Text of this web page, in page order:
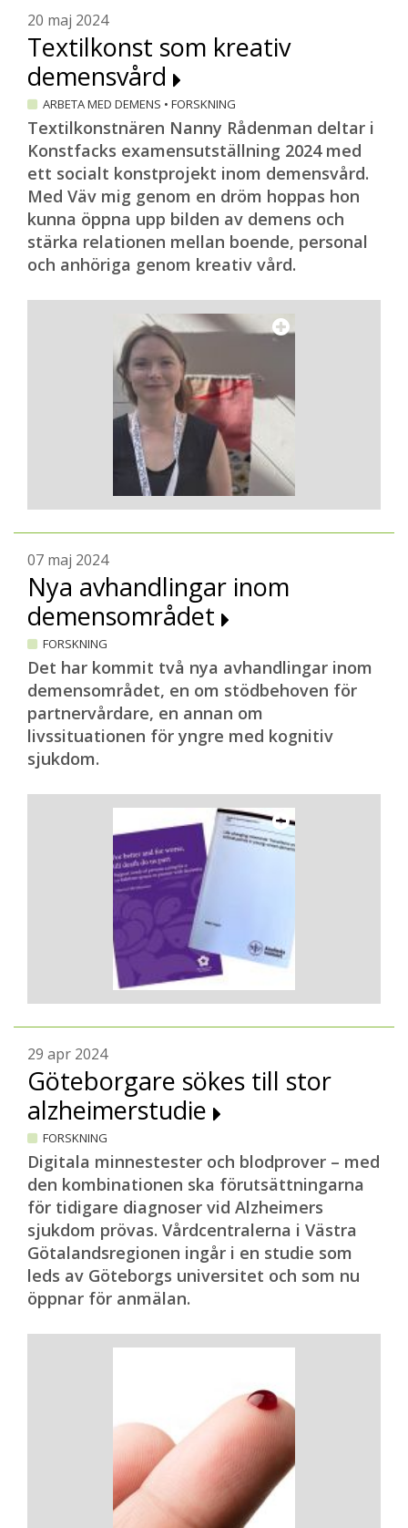
20 maj 2024
Textilkonst som kreativ
demensvård
ARBETA MED DEMENS • FORSKNING
Textilkonstnären Nanny Rådenman deltar i
Konstfacks examensutställning 2024 med
ett socialt konstprojekt inom demensvård.
Med Väv mig genom en dröm hoppas hon
kunna öppna upp bilden av demens och
stärka relationen mellan boende, personal
och anhöriga genom kreativ vård.
07 maj 2024
Nya avhandlingar inom
demensområdet
FORSKNING
Det har kommit två nya avhandlingar inom
demensområdet, en om stödbehoven för
partnervårdare, en annan om
livssituationen för yngre med kognitiv
sjukdom.
29 apr 2024
Göteborgare sökes till stor
alzheimerstudie
FORSKNING
Digitala minnestester och blodprover – med
den kombinationen ska förutsättningarna
för tidigare diagnoser vid Alzheimers
sjukdom prövas. Vårdcentralerna i Västra
Götalandsregionen ingår i en studie som
leds av Göteborgs universitet och som nu
öppnar för anmälan.